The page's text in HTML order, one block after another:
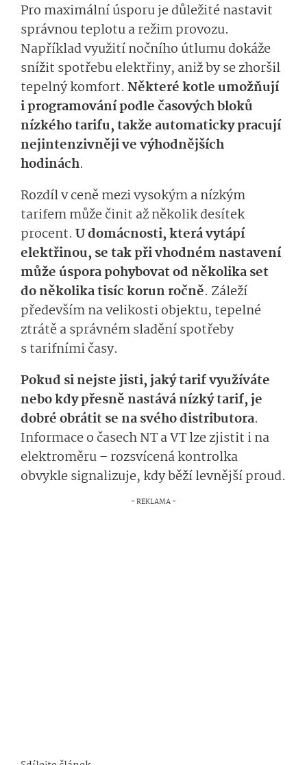
Pro maximální úsporu je důležité nastavit
správnou teplotu a režim provozu.
Například využití nočního útlumu dokáže
snížit spotřebu elektřiny, aniž by se zhoršil
tepelný komfort. Některé kotle umožňují
i programování podle časových bloků
nízkého tarifu, takže automaticky pracují
nejintenzivněji ve výhodnějších
hodinách.
Rozdíl v ceně mezi vysokým a nízkým
tarifem může činit až několik desítek
procent. U domácnosti, která vytápí
elektřinou, se tak při vhodném nastavení
může úspora pohybovat od několika set
do několika tisíc korun ročně. Záleží
především na velikosti objektu, tepelné
ztrátě a správném sladění spotřeby
s tarifními časy.
Pokud si nejste jisti, jaký tarif využíváte
nebo kdy přesně nastává nízký tarif, je
dobré obrátit se na svého distributora.
Informace o časech NT a VT lze zjistit i na
elektroměru – rozsvícená kontrolka
obvykle signalizuje, kdy běží levnější proud.